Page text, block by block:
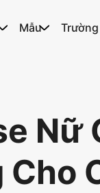
Mẫu
Nữ
Cho